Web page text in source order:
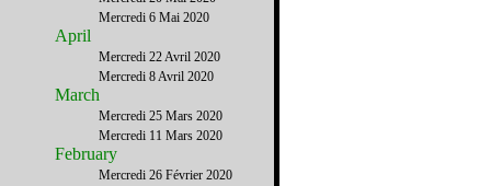
Mercredi 6 Mai 2020
April
Mercredi 22 Avril 2020
Mercredi 8 Avril 2020
March
Mercredi 25 Mars 2020
Mercredi 11 Mars 2020
February
Mercredi 26 Février 2020